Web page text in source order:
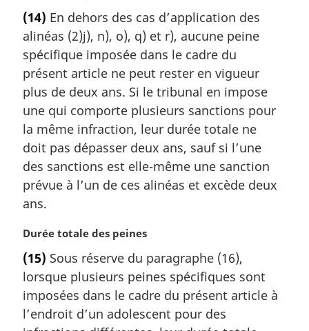
t
e
m
a
r
g
i
n
a
e
:
(14) En dehors des cas d’application des
alinéas (2)j), n), o), q) et r), aucune peine
spécifique imposée dans le cadre du
présent article ne peut rester en vigueur
plus de deux ans. Si le tribunal en impose
une qui comporte plusieurs sanctions pour
la même infraction, leur durée totale ne
doit pas dépasser deux ans, sauf si l’une
des sanctions est elle-même une sanction
prévue à l’un de ces alinéas et excède deux
ans.
N
t
e
m
a
Durée totale des peines
(15) Sous réserve du paragraphe (16),
lorsque plusieurs peines spécifiques sont
imposées dans le cadre du présent article à
l’endroit d’un adolescent pour des